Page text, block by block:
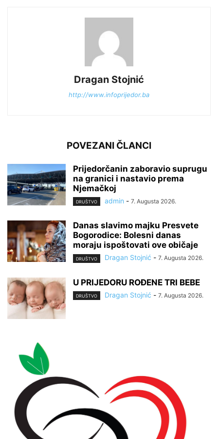
Dragan Stojnić
http://www.infoprijedor.ba
POVEZANI ČLANCI
Prijedorčanin zaboravio suprugu
na granici i nastavio prema
Njemačkoj
DRUŠTVO admin - 7. Augusta 2026.
Danas slavimo majku Presvete
Bogorodice: Bolesni danas
moraju ispoštovati ove običaje
DRUŠTVO Dragan Stojnić - 7. Augusta 2026.
U PRIJEDORU ROĐENE TRI BEBE
DRUŠTVO Dragan Stojnić - 7. Augusta 2026.